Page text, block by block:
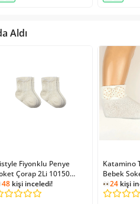
Aldı
Fiyonklu Penye
Çorap 2Li 10150
48 kişi inceledi!
Katamino
Bebek
Asorti
24 kişi